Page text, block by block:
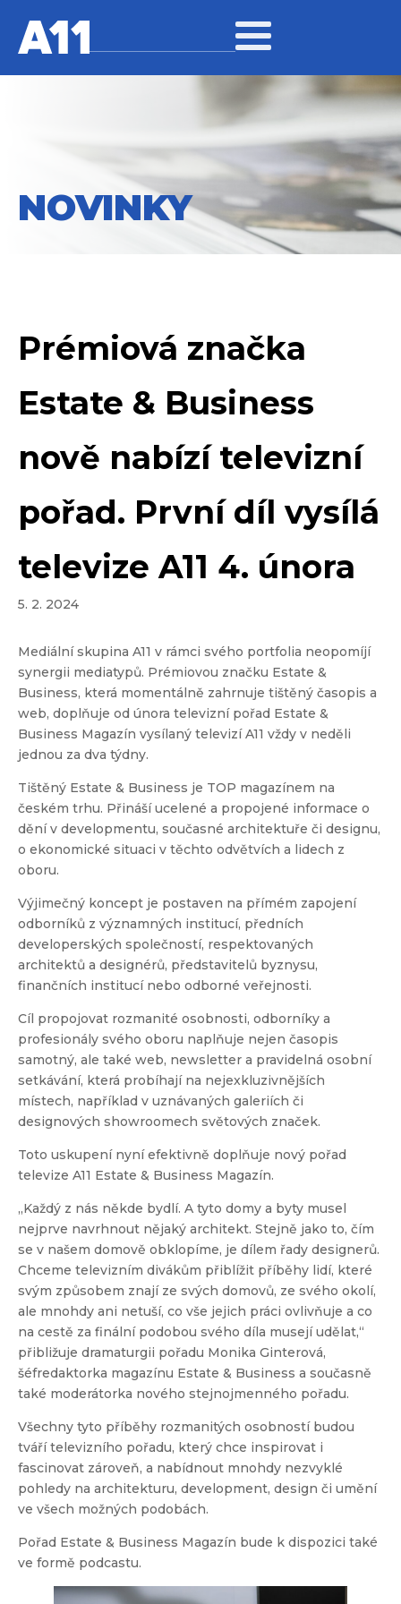
NOVINKY
Prémiová značka
Estate & Business
nově nabízí televizní
pořad. První díl vysílá
televize A11 4. února
5. 2. 2024
Mediální skupina A11 v rámci svého portfolia neopomíjí
synergii mediatypů. Prémiovou značku Estate &
Business, která momentálně zahrnuje tištěný časopis a
web, doplňuje od února televizní pořad Estate &
Business Magazín vysílaný televizí A11 vždy v neděli
jednou za dva týdny.
Tištěný Estate & Business je TOP magazínem na
českém trhu. Přináší ucelené a propojené informace o
dění v developmentu, současné architektuře či designu,
o ekonomické situaci v těchto odvětvích a lidech z
oboru.
Výjimečný koncept je postaven na přímém zapojení
odborníků z významných institucí, předních
developerských společností, respektovaných
architektů a designérů, představitelů byznysu,
finančních institucí nebo odborné veřejnosti.
Cíl propojovat rozmanité osobnosti, odborníky a
profesionály svého oboru naplňuje nejen časopis
samotný, ale také web, newsletter a pravidelná osobní
setkávání, která probíhají na nejexkluzivnějších
místech, například v uznávaných galeriích či
designových showroomech světových značek.
Toto uskupení nyní efektivně doplňuje nový pořad
televize A11 Estate & Business Magazín.
„Každý z nás někde bydlí. A tyto domy a byty musel
nejprve navrhnout nějaký architekt. Stejně jako to, čím
se v našem domově obklopíme, je dílem řady designerů.
Chceme televizním divákům přiblížit příběhy lidí, které
svým způsobem znají ze svých domovů, ze svého okolí,
ale mnohdy ani netuší, co vše jejich práci ovlivňuje a co
na cestě za finální podobou svého díla musejí udělat,“
přibližuje dramaturgii pořadu Monika Ginterová,
šéfredaktorka magazínu Estate & Business a současně
také moderátorka nového stejnojmenného pořadu.
Všechny tyto příběhy rozmanitých osobností budou
tváří televizního pořadu, který chce inspirovat i
fascinovat zároveň, a nabídnout mnohdy nezvyklé
pohledy na architekturu, development, design či umění
ve všech možných podobách.
Pořad Estate & Business Magazín bude k dispozici také
ve formě podcastu.